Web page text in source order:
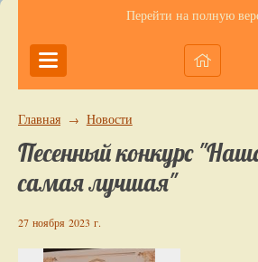
Перейти на полную
Главная → Новости
Песенный конкурс
самая лучшая"
27 ноября 2023 г.